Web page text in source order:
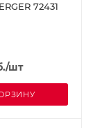
72431
/шт